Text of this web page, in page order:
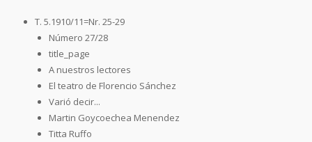
T. 5.1910/11=Nr. 25-29
Número 27/28
title_page
A nuestros lectores
El teatro de Florencio Sánchez
Varió decir...
Martin Goycoechea Menendez
Titta Ruffo